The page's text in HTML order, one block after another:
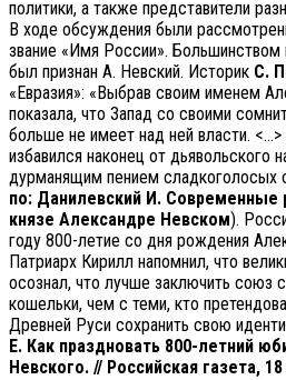
политики, а также представители
В ходе обсуждения были
звание «Имя России».
был признан А. Невский. Историк С.
«Евразия»: «Выбрав своим именем
показала, что Запад со своими
больше не имеет над ней власти.
избавился наконец от дьявольского
дурманящим пением сладкоголосых
по: Данилевский И. Современные
князе Александре Невском).
году 800-летие со дня рождения
Патриарх Кирилл напомнил, что
осознал, что лучше заключить союз
кошельки, чем с теми, кто
Древней Руси сохранить свою
Е. Как праздновать 800-летний
Невского. // Российская газета,